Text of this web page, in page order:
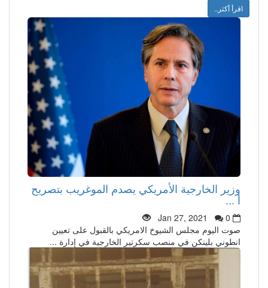
اقرأ أكثر..
وزير الخارجية الأمريكي يصدم الموغريب بتصريح
أ ...
Jan 27, 2021
0
صوت اليوم مجلس الشيوخ الامريكي بالقبول على تعيين
انطوني بلينكن في منصب سكرتير الخارجية في إدارة ...